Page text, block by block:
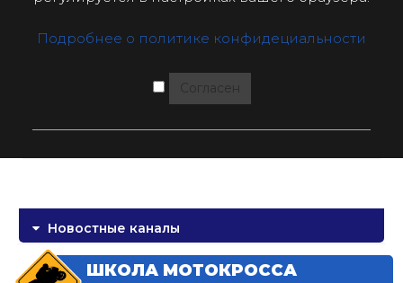
Подробнее о политике конфидециальности
Согласен
Новостные каналы
ШКОЛА МОТОКРОССА